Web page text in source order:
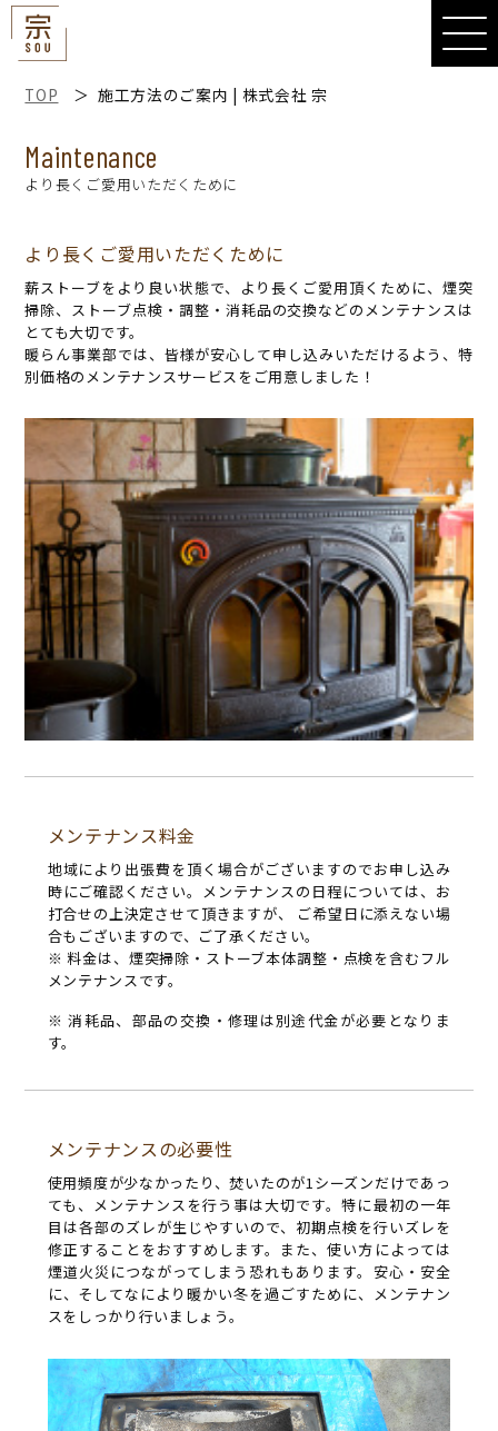
宗
TOP 施工方法のご案内 | 株式会社 宗
Maintenance
より長くご愛用いただくために
より長くご愛用いただくために
薪ストーブをより良い状態で、より長くご愛用頂くために、煙突
掃除、ストーブ点検・調整・消耗品の交換などのメンテナンスは
とても大切です。
暖らん事業部では、皆様が安心して申し込みいただけるよう、特
別価格のメンテナンスサービスをご用意しました！
メンテナンス料金
地域により出張費を頂く場合がございますのでお申し込み
時にご確認ください。メンテナンスの日程については、お
打合せの上決定させて頂きますが、 ご希望日に添えない場
合もございますので、ご了承ください。
※ 料金は、煙突掃除・ストーブ本体調整・点検を含むフル
メンテナンスです。
※ 消耗品、部品の交換・修理は別途代金が必要となりま
す。
メンテナンスの必要性
使用頻度が少なかったり、焚いたのが1シーズンだけであっ
ても、メンテナンスを行う事は大切です。特に最初の一年
目は各部のズレが生じやすいので、初期点検を行いズレを
修正することをおすすめします。また、使い方によっては
煙道火災につながってしまう恐れもあります。安心・安全
に、そしてなにより暖かい冬を過ごすために、メンテナン
スをしっかり行いましょう。